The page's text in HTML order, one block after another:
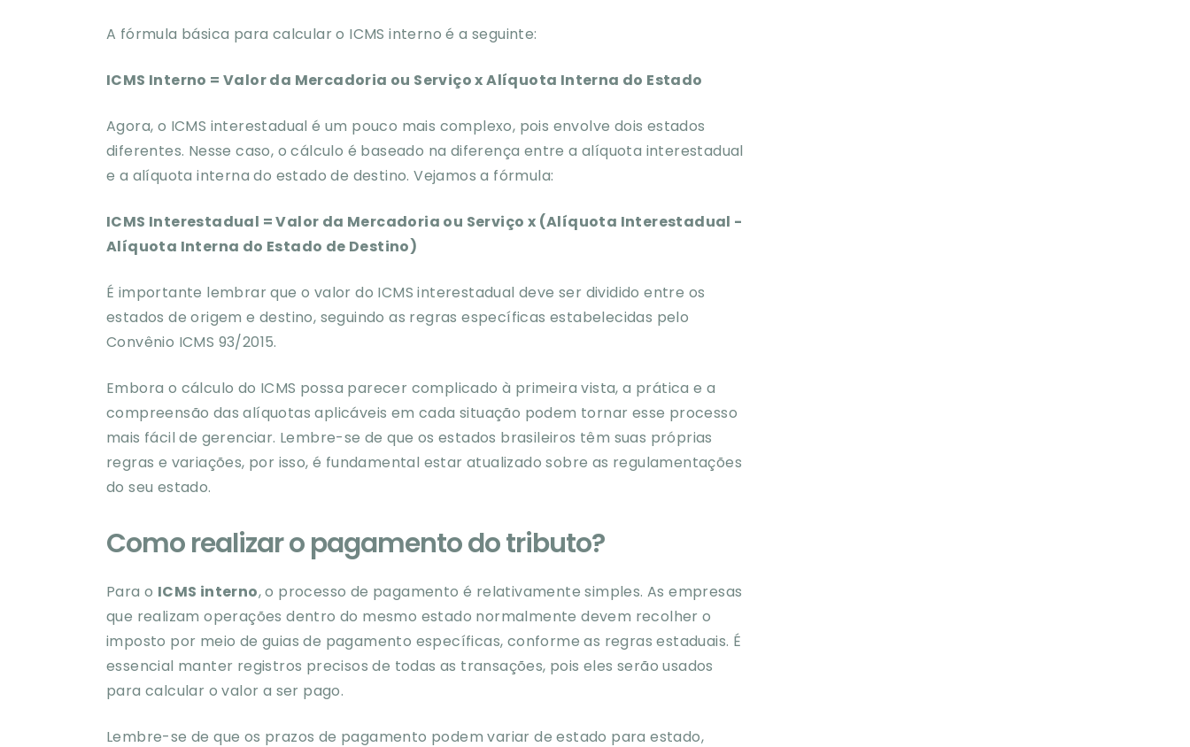
A fórmula básica para calcular o ICMS interno é a seguinte:
ICMS Interno = Valor da Mercadoria ou Serviço x Alíquota Interna do Estado
Agora, o ICMS interestadual é um pouco mais complexo, pois envolve dois estados
diferentes. Nesse caso, o cálculo é baseado na diferença entre a alíquota interestadual
e a alíquota interna do estado de destino. Vejamos a fórmula:
ICMS Interestadual = Valor da Mercadoria ou Serviço x (Alíquota Interestadual -
Alíquota Interna do Estado de Destino)
É importante lembrar que o valor do ICMS interestadual deve ser dividido entre os
estados de origem e destino, seguindo as regras específicas estabelecidas pelo
Convênio ICMS 93/2015.
Embora o cálculo do ICMS possa parecer complicado à primeira vista, a prática e a
compreensão das alíquotas aplicáveis em cada situação podem tornar esse processo
mais fácil de gerenciar. Lembre-se de que os estados brasileiros têm suas próprias
regras e variações, por isso, é fundamental estar atualizado sobre as regulamentações
do seu estado.
Como realizar o pagamento do tributo?
Para o ICMS interno, o processo de pagamento é relativamente simples. As empresas
que realizam operações dentro do mesmo estado normalmente devem recolher o
imposto por meio de guias de pagamento específicas, conforme as regras estaduais. É
essencial manter registros precisos de todas as transações, pois eles serão usados
para calcular o valor a ser pago.
Lembre-se de que os prazos de pagamento podem variar de estado para estado,